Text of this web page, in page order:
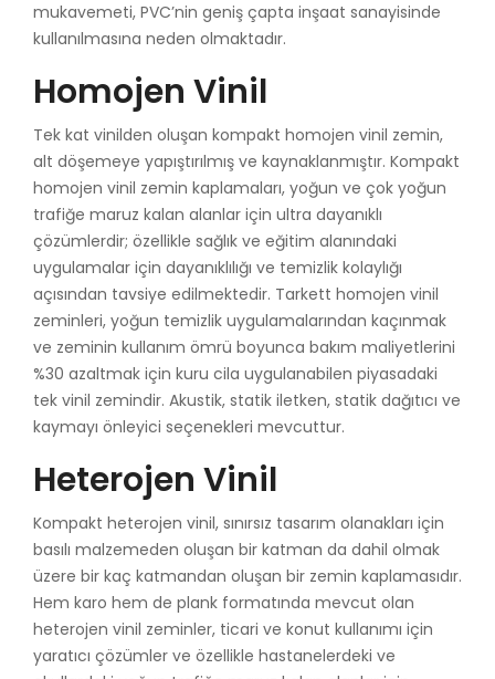
mukavemeti, PVC’nin geniş çapta inşaat sanayisinde
kullanılmasına neden olmaktadır.
Homojen Vinil
Tek kat vinilden oluşan kompakt homojen vinil zemin,
alt döşemeye yapıştırılmış ve kaynaklanmıştır. Kompakt
homojen vinil zemin kaplamaları, yoğun ve çok yoğun
trafiğe maruz kalan alanlar için ultra dayanıklı
çözümlerdir; özellikle sağlık ve eğitim alanındaki
uygulamalar için dayanıklılığı ve temizlik kolaylığı
açısından tavsiye edilmektedir. Tarkett homojen vinil
zeminleri, yoğun temizlik uygulamalarından kaçınmak
ve zeminin kullanım ömrü boyunca bakım maliyetlerini
%30 azaltmak için kuru cila uygulanabilen piyasadaki
tek vinil zemindir. Akustik, statik iletken, statik dağıtıcı ve
kaymayı önleyici seçenekleri mevcuttur.
Heterojen Vinil
Kompakt heterojen vinil, sınırsız tasarım olanakları için
basılı malzemeden oluşan bir katman da dahil olmak
üzere bir kaç katmandan oluşan bir zemin kaplamasıdır.
Hem karo hem de plank formatında mevcut olan
heterojen vinil zeminler, ticari ve konut kullanımı için
yaratıcı çözümler ve özellikle hastanelerdeki ve